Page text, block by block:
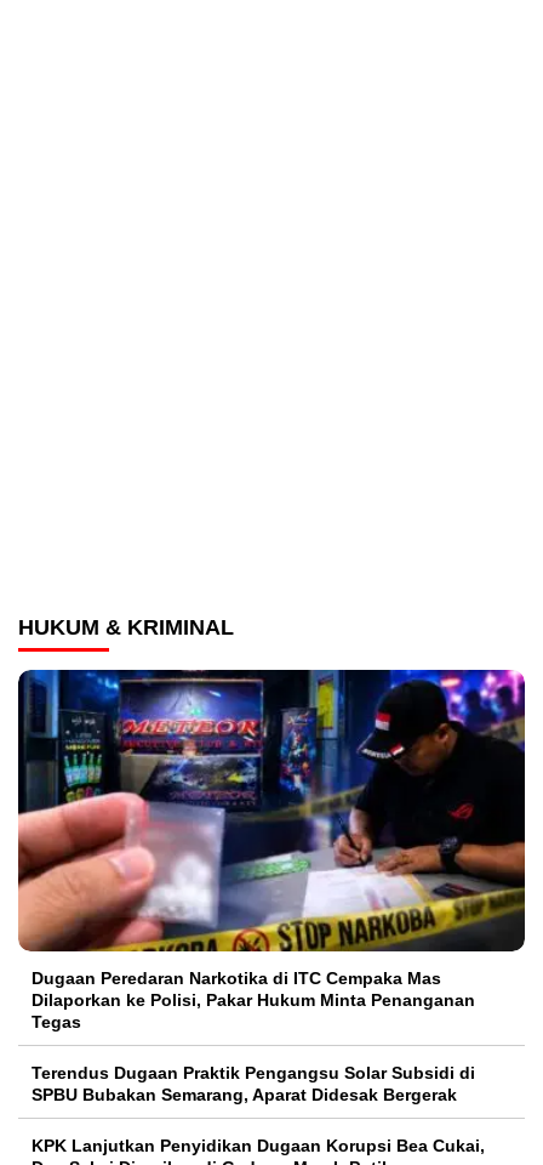
HUKUM & KRIMINAL
Dugaan Peredaran Narkotika di ITC Cempaka Mas
Dilaporkan ke Polisi, Pakar Hukum Minta Penanganan
Tegas
Terendus Dugaan Praktik Pengangsu Solar Subsidi di
SPBU Bubakan Semarang, Aparat Didesak Bergerak
KPK Lanjutkan Penyidikan Dugaan Korupsi Bea Cukai,